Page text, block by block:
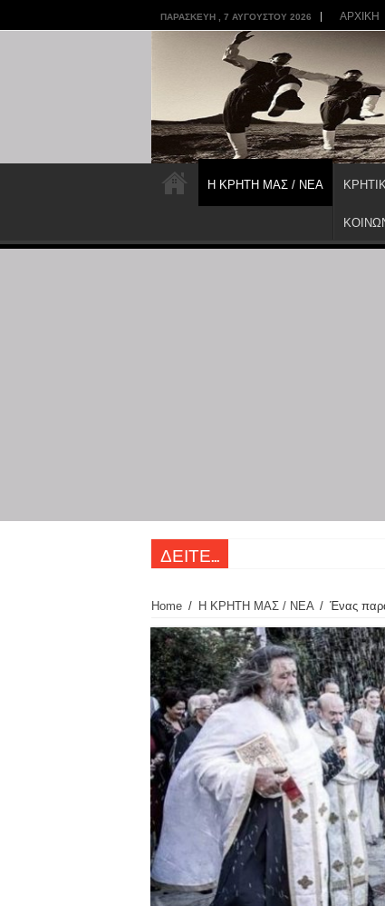
ΠΑΡΑΣΚΕΥΉ , 7 ΑΥΓΟΎΣΤΟΥ 2026 ΑΡΧΙΚΗ
Η ΚΡΗΤΗ ΜΑΣ / ΝΕΑ
ΔΕΙΤΕ...
Home / Η ΚΡΗΤΗ ΜΑΣ / ΝΕΑ / Ένας